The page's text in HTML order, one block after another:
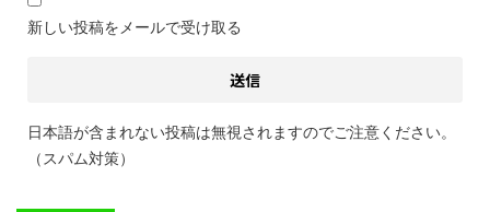
新しい投稿をメールで受け取る
日本語が含まれない投稿は無視されますのでご注意ください。
（スパム対策）